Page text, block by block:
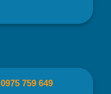
0975 759 649